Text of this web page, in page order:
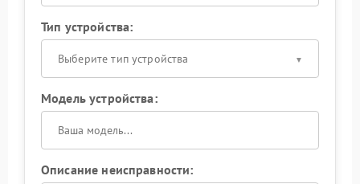
Тип устройства:
Выберите тип устройства
Модель устройства:
Описание неисправности: